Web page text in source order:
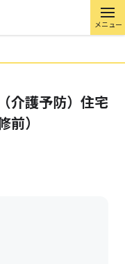
メニュー
介護予防）住宅
）